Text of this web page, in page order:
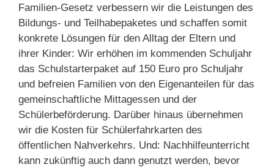
Familien-Gesetz verbessern wir die Leistungen des
Bildungs- und Teilhabepaketes und schaffen somit
konkrete Lösungen für den Alltag der Eltern und
ihrer Kinder: Wir erhöhen im kommenden Schuljahr
das Schulstarterpaket auf 150 Euro pro Schuljahr
und befreien Familien von den Eigenanteilen für das
gemeinschaftliche Mittagessen und der
Schülerbeförderung. Darüber hinaus übernehmen
wir die Kosten für Schülerfahrkarten des
öffentlichen Nahverkehrs. Und: Nachhilfeunterricht
kann zukünftig auch dann genutzt werden, bevor